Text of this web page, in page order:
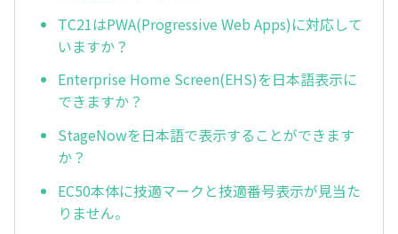
TC21はPWA(Progressive Web Apps)に対応して
いますか？
Enterprise Home Screen(EHS)を日本語表示に
できますか？
StageNowを日本語で表示することができます
か？
EC50本体に技適マークと技適番号表示が見当た
りません。